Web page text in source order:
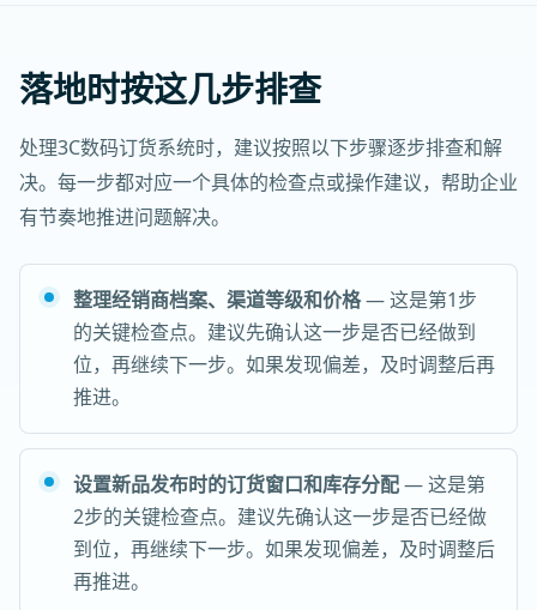
落地时按这几步排查
处理3C数码订货系统时，建议按照以下步骤逐步排查和解
决。每一步都对应一个具体的检查点或操作建议，帮助企业
有节奏地推进问题解决。
整理经销商档案、渠道等级和价格— 这是第1步
的关键检查点。建议先确认这一步是否已经做到
位，再继续下一步。如果发现偏差，及时调整后再
推进。
设置新品发布时的订货窗口和库存分配— 这是第
2步的关键检查点。建议先确认这一步是否已经做
到位，再继续下一步。如果发现偏差，及时调整后
再推进。